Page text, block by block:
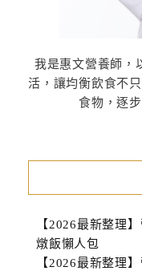
我是惠文營養師，
活，讓均衡飲食不
食物，逐
【2026最新整理
燉飯懶人包
【2026最新整理